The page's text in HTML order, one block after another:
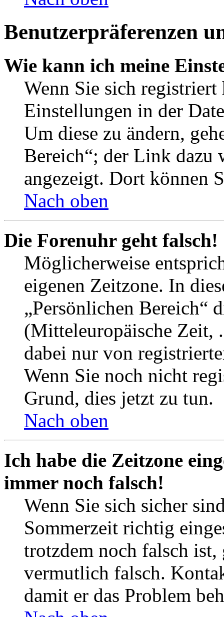
Benutzerpräferenzen
Wie kann ich meine
Wenn Sie sich
Einstellungen in der
Um diese zu ändern,
Bereich“; der Link dazu
angezeigt. Dort können
Nach oben
Die Forenuhr geht falsch!
Möglicherweise
eigenen Zeitzone. In
„Persönlichen Bereich“
(Mitteleuropäische Zeit,
dabei nur von
Wenn Sie noch nicht
Grund, dies jetzt zu tun.
Nach oben
Ich habe die Zeitzone
immer noch falsch!
Wenn Sie sich sicher
Sommerzeit richtig
trotzdem noch falsch ist,
vermutlich falsch.
damit er das Problem